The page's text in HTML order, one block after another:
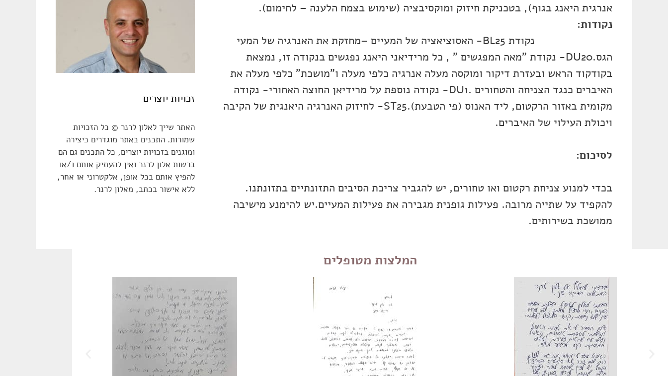
אנרגית היאנג בגוף), בטכניקת חיזוק ומוקסיבציה (שימוש בצמח הלענה – לחימום).
נקודות:
נקודת BL25- האסוציאציה של המעיים –מחזקת את האנרגיה של המעי
הגס.DU20- נקודת "מאה המפגשים " , כל מרידיאני היאנג נפגשים בנקודה זו, נמצאת
בקודקוד הראש ובעזרת דיקור ומוקסה מעלה אנרגיה כלפי מעלה ו"מושכת" כלפי מעלה את
האיברים כנגד הצניחה והטחורים .DU1- נקודה נוספת על מרידיאן החוצה האחורי- נקודה
מקומית באזור הרקטום, ליד האנוס (פי הטבעת).ST25- לחיזוק האנרגיה היאנגית של הקיבה
ויכולת העילוי של האיברים.
לסיכום:
בכדי למנוע צניחת רקטום ואו טחורים, יש להגביר צריכת הסיבים התזונתיים בתזונתנו.
להקפיד על שתייה מרובה. פעילות גופנית מגבירה את פעילות המעיים.יש להימנע מישיבה
ממושכת בשירותים.
זכויות יוצרים
האתר שייך לאלון לרנר © כל הזכויות
שמורות. התכנים באתר מוגדרים כיצירה
ומוגנים בזכויות יוצרים, כל התכנים גם הם
ברשות אלון לרנר ואין להעתיק אותם ו/או
להפיץ אותם בכל אופן, אלקטרוני או אחר,
ללא אישור בכתב, מאלון לרנר.
המלצות מטופלים